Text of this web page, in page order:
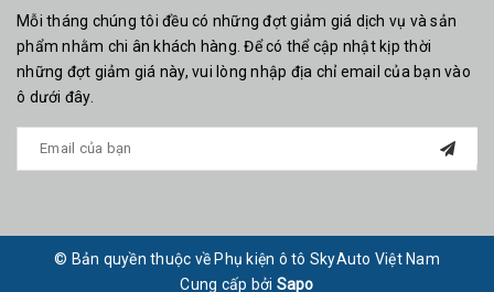
Mỗi tháng chúng tôi đều có những đợt giảm giá dịch vụ và sản
phẩm nhằm chi ân khách hàng. Để có thể cập nhật kịp thời
những đợt giảm giá này, vui lòng nhập địa chỉ email của bạn vào
ô dưới đây.
© Bản quyền thuộc về Phụ kiện ô tô SkyAuto Việt Nam
Cung cấp bởi Sapo